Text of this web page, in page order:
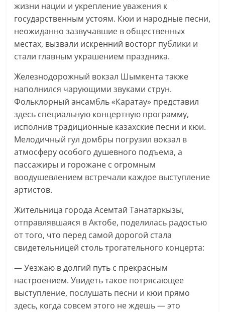
жизни нации и укрепление уважения к
государственным устоям. Кюи и народные песни,
неожиданно зазвучавшие в общественных
местах, вызвали искренний восторг публики и
стали главным украшением праздника.
Железнодорожный вокзал Шымкента также
наполнился чарующими звуками струн.
Фольклорный ансамбль «Каратау» представил
здесь специальную концертную программу,
исполнив традиционные казахские песни и кюи.
Мелодичный гул домбры погрузил вокзал в
атмосферу особого душевного подъема, а
пассажиры и горожане с огромным
воодушевлением встречали каждое выступление
артистов.
Жительница города Асемтай Танатаркызы,
отправлявшаяся в Актобе, поделилась радостью
от того, что перед самой дорогой стала
свидетельницей столь трогательного концерта:
— Уезжаю в долгий путь с прекрасным
настроением. Увидеть такое потрясающее
выступление, послушать песни и кюи прямо
здесь, когда совсем этого не ждешь — это